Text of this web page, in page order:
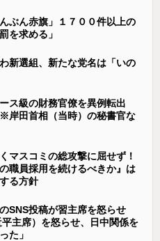
ぶん赤旗」１７００件以上の
を求める」
新選組、新たな党名は「いの
ス級の財務官僚を異例転出
岸田首相（当時）の秘書官な
マスコミの総攻撃に屈せず！
職員採用を続けるべきか』は
る方針
SNS投稿が習主席を怒らせ
主席）を怒らせ、日中関係を
た」